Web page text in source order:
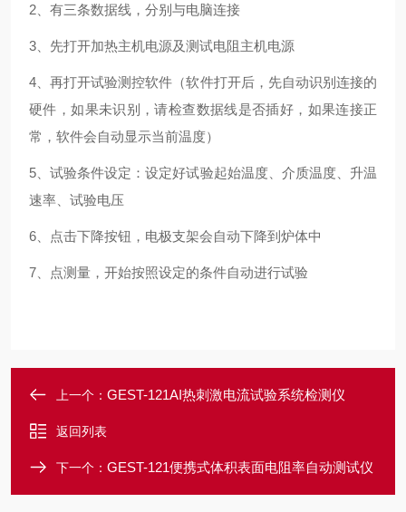
2、有三条数据线，分别与电脑连接
3、先打开加热主机电源及测试电阻主机电源
4、再打开试验测控软件（软件打开后，先自动识别连接的
硬件，如果未识别，请检查数据线是否插好，如果连接正
常，软件会自动显示当前温度）
5、试验条件设定：设定好试验起始温度、介质温度、升温
速率、试验电压
6、点击下降按钮，电极支架会自动下降到炉体中
7、点测量，开始按照设定的条件自动进行试验
上一个： GEST-121AI热刺激电流试验系统检测仪
返回列表
下一个： GEST-121便携式体积表面电阻率自动测试仪